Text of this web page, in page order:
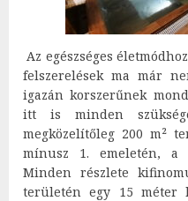
Az egészséges
felszerelések ma már
igazán korszerűnek
itt is minden
megközelítőleg 200 m²
mínusz 1. emeletén, a
Minden részlete
területén egy 15 méter